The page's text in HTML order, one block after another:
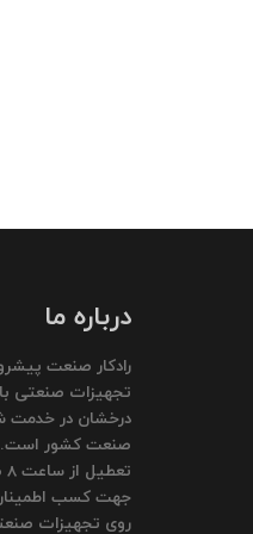
درباره ما
رادکار صنعت
تجهیزات صنعتی
صنعت کشور است.
جهت کسب
روی تجهیزات